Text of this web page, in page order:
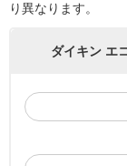
り異なります。
ダイキン エ